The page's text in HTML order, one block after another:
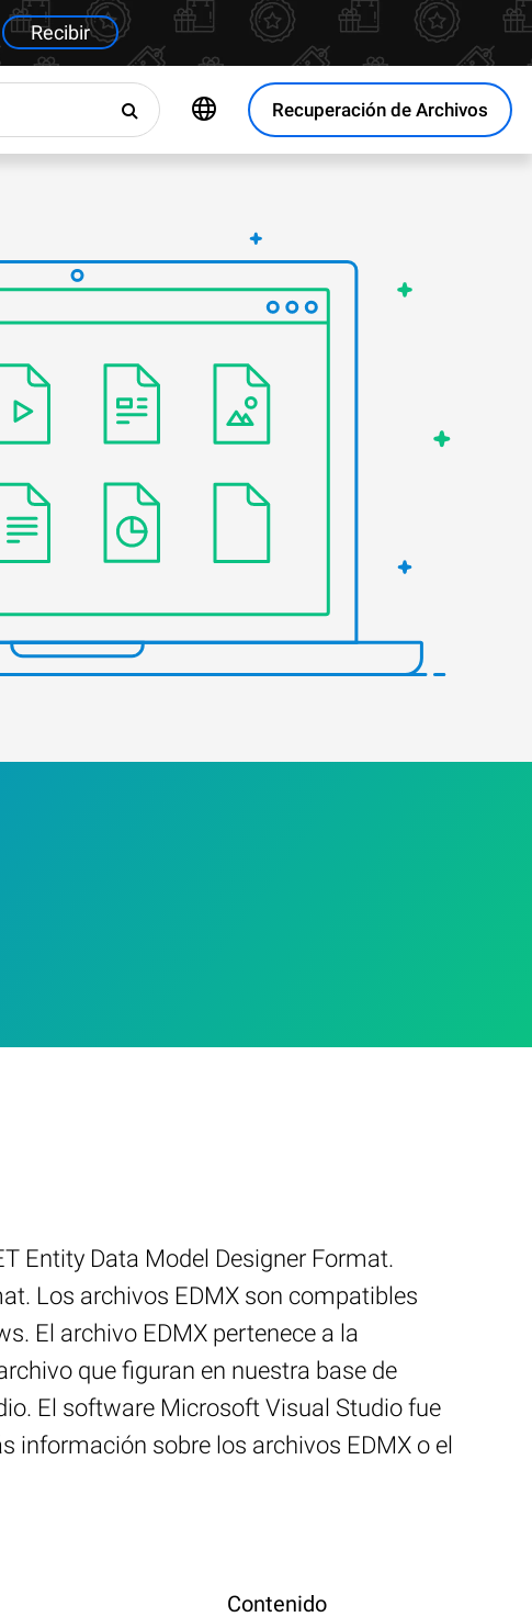
Recibir
Recuperación de Archivos
Entity Data Model Designer Format.
Los archivos EDMX son compatibles
El archivo EDMX pertenece a la
que figuran en nuestra base de
El software Microsoft Visual Studio fue
información sobre los archivos EDMX o el
Contenido